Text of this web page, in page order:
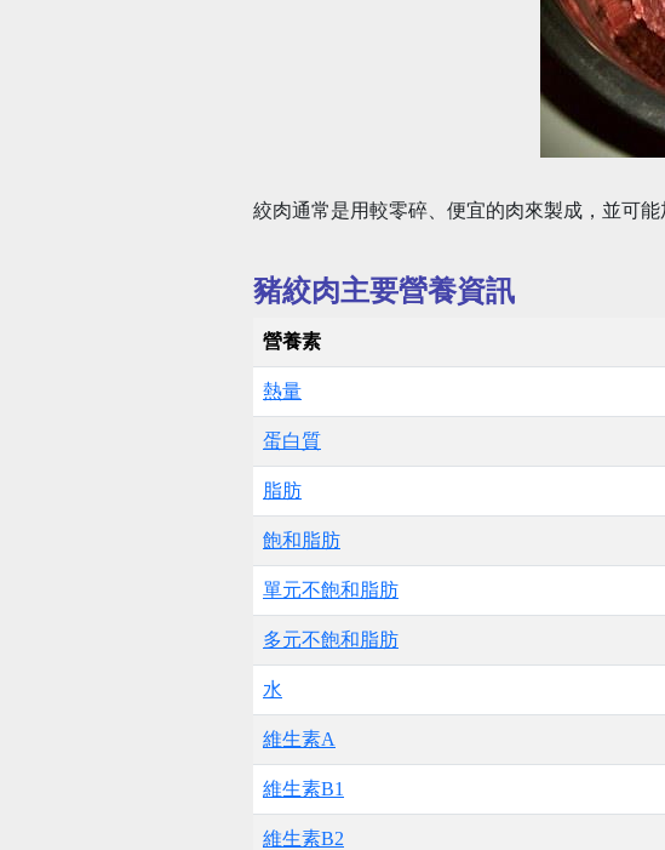
絞肉通常是用較零碎、便宜的肉來製成，並可
豬絞肉主要營養資訊
營養素
熱量
蛋白質
脂肪
飽和脂肪
單元不飽和脂肪
多元不飽和脂肪
水
維生素A
維生素B1
維生素B2